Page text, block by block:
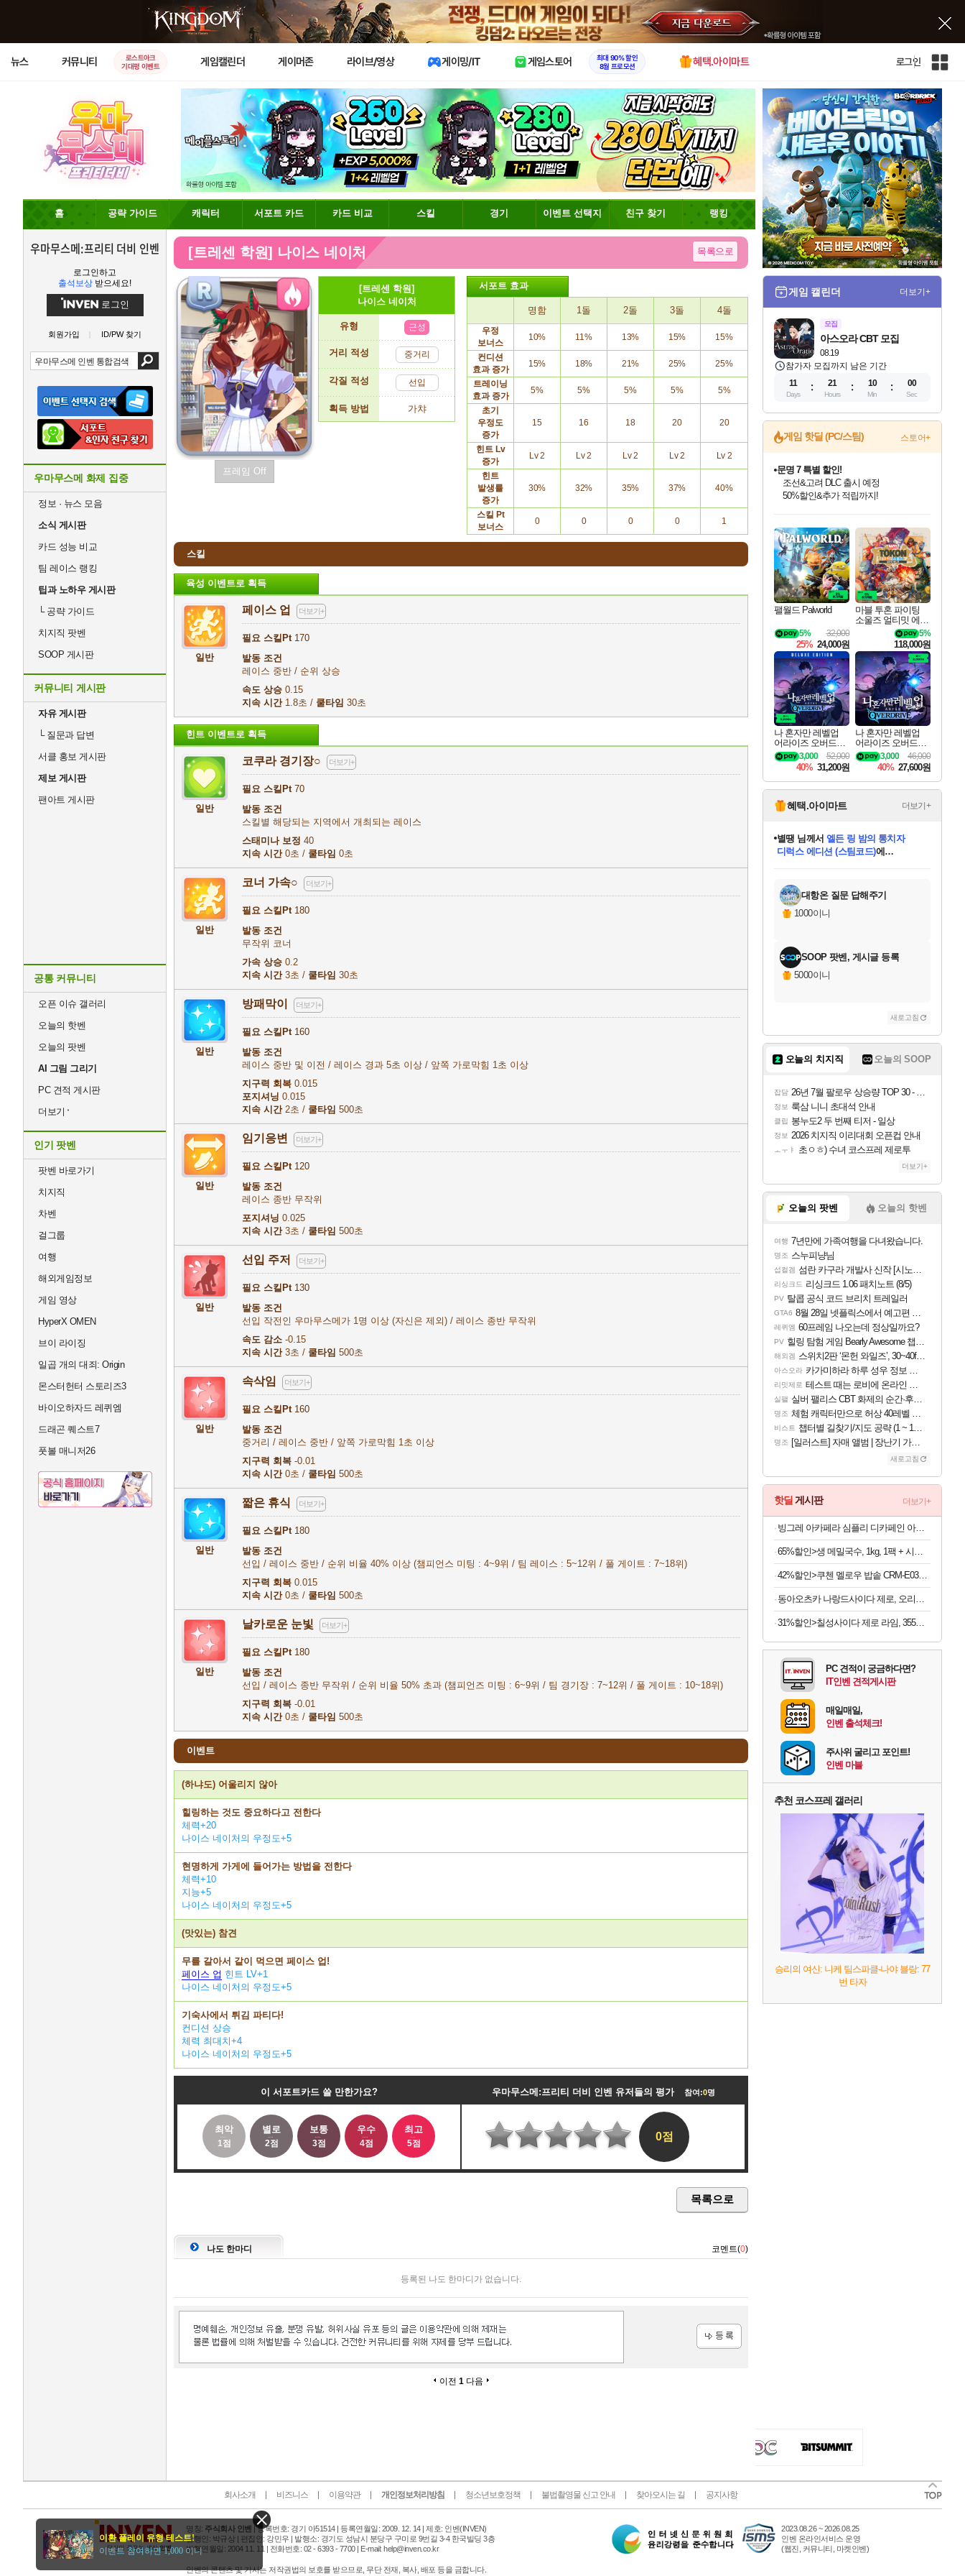
X
뉴스 커뮤니티
로스트아크
기대평 이벤트
게임캘린더 게이머존 라이브/영상 게이밍/IT 게임스토어
최대 90% 할인
8월 프로모션
혜택.아이마트 로그인
인
사
이
트
맵
홈 공략 가이드 캐릭터 서포트 카드 카드 비교 스킬 경기 이벤트 선택지 친구 찾기 랭킹
우마무스메:프리티 더비 인벤
로그인하고
출석보상 받으세요!
로그인
회원가입 ID/PW 찾기
우마무스메 화제 집중
정보 · 뉴스 모음
소식 게시판
카드 성능 비교
팀 레이스 랭킹
팁과 노하우 게시판
└공략 가이드
치지직 팟벤
SOOP 게시판
커뮤니티 게시판
자유 게시판
└질문과 답변
서클 홍보 게시판
제보 게시판
팬아트 게시판
공통 커뮤니티
오픈 이슈 갤러리
오늘의 핫벤
오늘의 팟벤
AI 그림 그리기
PC 견적 게시판
더보기
인기 팟벤
팟벤 바로가기
치지직
차벤
걸그룹
여행
해외게임정보
게임 영상
HyperX OMEN
브이 라이징
일곱 개의 대죄: Origin
몬스터헌터 스토리즈3
바이오하자드 레퀴엠
드래곤 퀘스트7
풋볼 매니저26
[트레센 학원] 나이스 네이처 목록으로
프레임 Off
[트레센 학원]
나이스 네이처
유형 근성
거리 적성 중거리
각질 적성 선입
획득 방법 가챠
서포트 효과
명함 1돌 2돌 3돌 4돌
우정
보너스
10% 11% 13% 15%
15%
컨디션
효과 증가
15% 18% 21% 25%
25%
트레이닝
효과 증가
5% 5% 5% 5%
5%
초기
우정도
증가
15 16 18 20 20
힌트 Lv
증가
Lv 2 Lv 2 Lv 2 Lv 2
Lv 2
힌트
발생률
증가
30% 32% 35% 37% 40%
스킬 Pt
보너스
0 0 0 0 1
스킬
육성 이벤트로 획득
일반
페이스 업 더보기+
필요 스킬Pt170
발동 조건
레이스 중반 / 순위 상승
속도 상승 0.15
지속 시간1.8초 / 쿨타임 30초
힌트 이벤트로 획득
일반
코쿠라 경기장○ 더보기+
필요 스킬Pt70
발동 조건
스킬별 해당되는 지역에서 개최되는 레이스
스태미나 보정 40
지속 시간0초 / 쿨타임 0초
일반
코너 가속○ 더보기+
필요 스킬Pt180
발동 조건
무작위 코너
가속 상승 0.2
지속 시간3초 / 쿨타임 30초
일반
방패막이 더보기+
필요 스킬Pt160
발동 조건
레이스 중반 및 이전 / 레이스 경과 5초 이상 / 앞쪽 가로막힘 1초 이상
지구력 회복 0.015
포지셔닝 0.015
지속 시간2초 / 쿨타임 500초
일반
임기응변 더보기+
필요 스킬Pt120
발동 조건
레이스 종반 무작위
포지셔닝 0.025
지속 시간3초 / 쿨타임 500초
일반
선입 주저 더보기+
필요 스킬Pt130
발동 조건
선입 작전인 우마무스메가 1명 이상 (자신은 제외) / 레이스 종반 무작위
속도 감소 -0.15
지속 시간3초 / 쿨타임 500초
일반
속삭임 더보기+
필요 스킬Pt160
발동 조건
중거리 / 레이스 중반 / 앞쪽 가로막힘 1초 이상
지구력 회복 -0.01
지속 시간0초 / 쿨타임 500초
일반
짧은 휴식 더보기+
필요 스킬Pt180
발동 조건
선입 / 레이스 중반 / 순위 비율 40% 이상 (챔피언스 미팅 : 4~9위 / 팀 레이스 : 5~12위 / 풀 게이트 : 7~18위)
지구력 회복 0.015
지속 시간0초 / 쿨타임 500초
일반
날카로운 눈빛 더보기+
필요 스킬Pt180
발동 조건
선입 / 레이스 종반 무작위 / 순위 비율 50% 초과 (챔피언즈 미팅 : 6~9위 / 팀 경기장 : 7~12위 / 풀 게이트 : 10~18위)
지구력 회복 -0.01
지속 시간0초 / 쿨타임 500초
이벤트
(하냐도) 어울리지 않아
힐링하는 것도 중요하다고 전한다
체력+20
나이스 네이처의 우정도+5
현명하게 가게에 들어가는 방법을 전한다
체력+10
지능+5
나이스 네이처의 우정도+5
(맛있는) 참견
무를 갈아서 같이 먹으면 페이스 업!
페이스 업 힌트 LV+1
나이스 네이처의 우정도+5
기숙사에서 튀김 파티다!
컨디션 상승
체력 최대치+4
나이스 네이처의 우정도+5
이 서포트카드 쓸 만한가요?
최악
1점
별로
2점
보통
3점
우수
4점
최고
5점
우마무스메:프리티 더비 인벤 유저들의 평가 참여:0명
0점
목록으로
나도 한마디 코멘트(0)
등록된 나도 한마디가 없습니다.
이전 1 다음
게임 캘린더 더보기+
모집
08.19
아스오라 CBT 모집
참가자 모집까지 남은 기간
11
Days
21
Hours
09
Min
59
Sec
게임 핫딜 (PC/스팀) 스토어+
최대 90% 할인가를 만나보세요!
네이버혜택과 함께 만나보세요!
문명 7 특별 할인!
조선&고려 DLC 출시 예정
50%할인&추가 적립까지!
네이버 포인트 혜택까지!
이니&베니 혜택까지!
네이버 혜택가와 함께 예약하세요!
할인&네이버혜택으로 만나보세요!
네이버페이 혜택과 만나보세요!
40주년 프로모션으로 만나보세요!
할인가에 만나보세요!
일부 에디션 상시 할인!
혜택으로 예약 판매 중
편안하게 충전하세요
팰월드 Palworld
32,000
5%
25% 24,000원
마블 투혼 파이팅
소울즈 얼티밋 에디
션 MARVEL Tokon
Fighting Souls Ultima
te Edition
5%
118,000원
나 혼자만 레벨업
어라이즈 오버드라
이브 디럭스 에디션
Solo Leveling Arise
Overdrive Deluxe Edi
tion
52,000
3,000
40% 31,200원
나 혼자만 레벨업
어라이즈 오버드라
이브 Solo Leveling A
rise
46,000
3,000
40% 27,600원
혜택.아이마트 더보기+
교환.
디럭스 에디션 (스팀코드) 에
당첨되셨습니다.
니코님께서(본편포함) 데이브 더
당첨되셨습니다.
당첨되셨습니다.
당첨되셨습니다.
당첨되셨습니다.
당첨되셨습니다.
당첨되셨습니다.
에디션 (스팀코드)를 교환.
당첨되셨습니다.
대항온 질문 답해주기
1000이니
SOOP 팟벤, 게시글 등록
5000이니
새로고침
오늘의 치지직 오늘의 SOOP
잡담 26년 7월 팔로우 상승량 TOP 30 - 월간 치지직
정보 룩삼 니니 초대석 안내
클립 봉누도2 두 번째 티저 - 일상
정보 2026 치지직 이리대회 오픈컵 안내
ㅗㅜㅑ 초ㅇㅎ) 수녀 코스프레 제로투
더보기+
오늘의 팟벤 오늘의 핫벤
여행 7년만에 가족여행을 다녀왔습니다.
명조 스누피냥님
섭컬겜 섬란 카구라 개발사 신작 [시노비 넥서스] 연내 출시 예정
리싱크드 리싱크드 1.06 패치노트 (8/5)
PV 탈콥 공식 코드 브리치 트레일러
GTA6 8월 28일 넷플릭스에서 예고편 공개 예정
레퀴엠 60프레임 나오는데 정상일까요?
PV 힐링 탐험 게임 Bearly Awesome 챕터 1 트레일러
해외겜 스위치2판 ‘몬헌 와일즈’, 30~40fps 목표 추정
아스오라 카가미하라 하루 성우 정보 및 주요 필모
리밋제로 테스트 때는 로비에 온라인 기능이 있는데
실팰 실버 팰리스 CBT 화제의 순간·후기 모음
명조 체험 캐릭터만으로 허상 40레벨 하이와티아 5분 컷!｜에이메스·린네·모니에 명함
비스트 챕터별 길찾기/지도 공략 (1 ~ 12장)
명조 [일러스트] 자매 앨범 | 장난기 가득한 오후의 공원 (리메이크판)
새로고침
핫딜 게시판 더보기+
빙그레 아카페라 심플리 디카페인 아메리카노, 무라벨, 400ml, 20개
65%할인>생 메밀국수, 1kg, 1팩 + 시원한 메밀장, 40g, 6개
42%할인>쿠첸 멜로우 밥솥 CRM-E0302W, 3.5인용, 1개
동아오츠카 나랑드사이다 제로, 오리지널, 345ml, 24개
31%할인>칠성사이다 제로 라임, 355ml, 48개
PC 견적이 궁금하다면?
IT인벤 견적게시판
매일매일,
인벤 출석체크!
주사위 굴리고 포인트!
인벤 마블
추천 코스프레 갤러리
승리의 여신: 니케 팀스파클-나야 블랑: 77
번 타자
회사소개 비즈니스 이용약관 개인정보처리방침 청소년보호정책 불법촬영물 신고 안내 찾아오시는 길 공지사항
명칭: 주식회사 인벤 | 등록번호: 경기 아51514 | 등록연월일: 2009. 12. 14 | 제호: 인벤(INVEN)
발행인: 박규상 | 편집인: 강민우 | 발행소: 경기도 성남시 분당구 구미로 9번길 3-4 한국빌딩 3층
발행연월일: 2004 11. 11 | 전화번호: 02 - 6393 - 7700 | E-mail: help@inven.co.kr
인벤의 콘텐츠 및 기사는 저작권법의 보호를 받으므로, 무단 전재, 복사, 배포 등을 금합니다.
터
넷
2023.08.26 ~ 2026.08.25
인벤 온라인서비스 운영
(웹진, 커뮤니티, 마켓인벤)
이환 플레이 유형 테스트!
이벤트 참여하면 1,000 이니